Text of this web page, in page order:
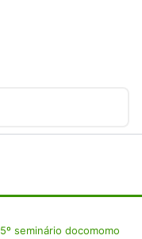
5º seminário docomomo